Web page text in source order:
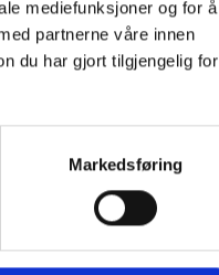
mediefunksjoner og for å
partnerne våre innen
du har gjort tilgjengelig for
Markedsføring